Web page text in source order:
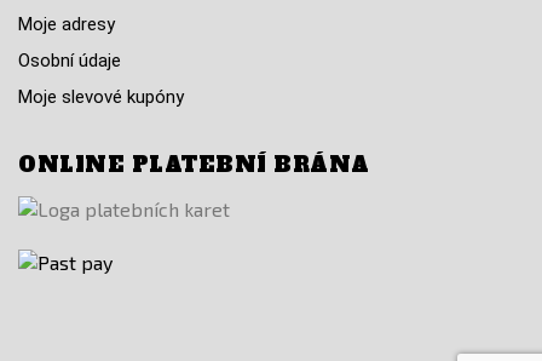
Moje adresy
Osobní údaje
Moje slevové kupóny
ONLINE PLATEBNÍ BRÁNA